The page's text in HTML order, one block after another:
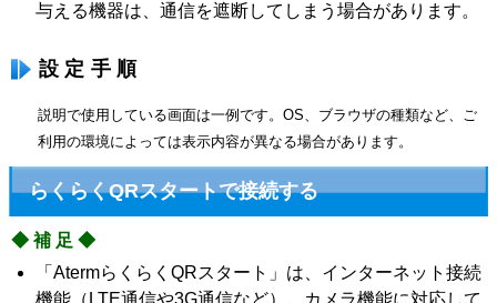
与える機器は、通信を遮断してしまう場合があります。
設定手順
説明で使用している画面は一例です。OS、ブラウザの種類など、ご
利用の環境によっては表示内容が異なる場合があります。
らくらくQRスタートで接続する
◆補足◆
「AtermらくらくQRスタート」は、インターネット接続